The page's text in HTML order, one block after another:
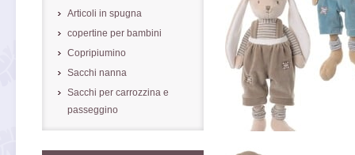
Articoli in spugna
copertine per bambini
Copripiumino
Sacchi nanna
Sacchi per carrozzina e
passeggino